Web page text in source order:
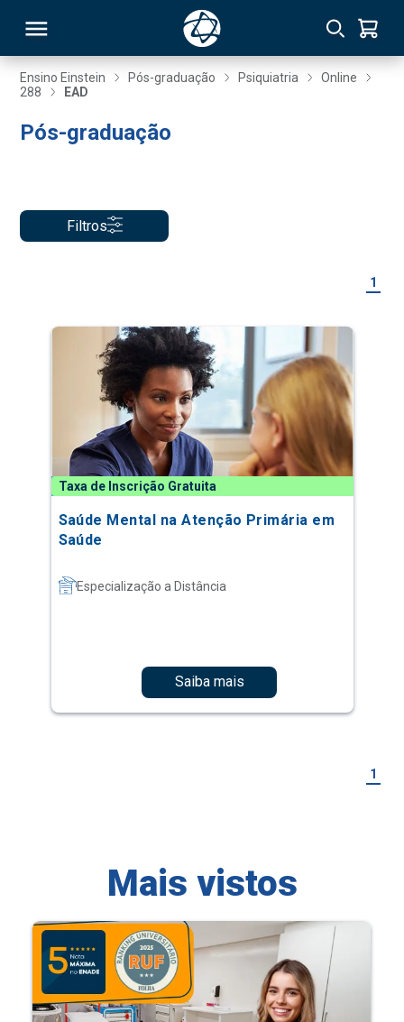
Ensino Einstein Pós-graduação Psiquiatria
Online
288
EAD
Pós-graduação
Filtros
1
Taxa de Inscrição Gratuita
Saúde Mental na Atenção Primária em
Saúde
Especialização a Distância
Saiba mais
1
Mais vistos